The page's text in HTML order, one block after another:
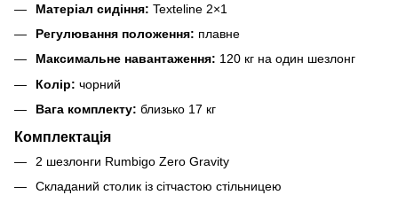
Матеріал сидіння: Texteline 2×1
Регулювання положення: плавне
Максимальне навантаження: 120 кг на один шезлонг
Колір: чорний
Вага комплекту: близько 17 кг
Комплектація
2 шезлонги Rumbigo Zero Gravity
Складаний столик із сітчастою стільницею